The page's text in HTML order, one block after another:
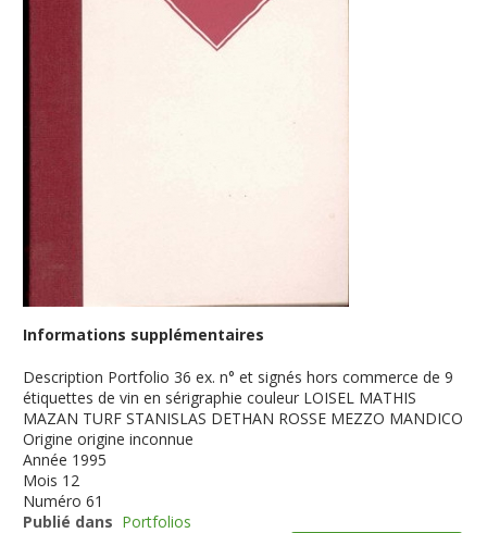
Informations supplémentaires
Description Portfolio 36 ex. n° et signés hors commerce de 9
étiquettes de vin en sérigraphie couleur LOISEL MATHIS
MAZAN TURF STANISLAS DETHAN ROSSE MEZZO MANDICO
Origine origine inconnue
Année 1995
Mois 12
Numéro 61
Publié dans Portfolios